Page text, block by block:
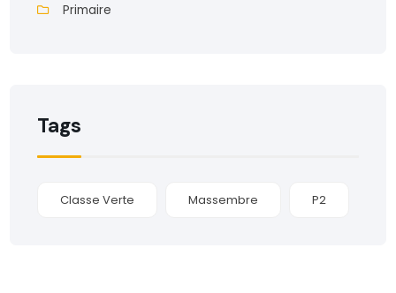
Primaire
Tags
Classe Verte Massembre P2